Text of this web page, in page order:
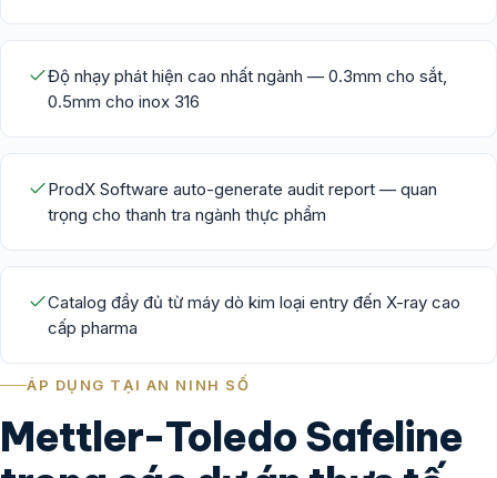
Độ nhạy phát hiện cao nhất ngành — 0.3mm cho sắt,
0.5mm cho inox 316
ProdX Software auto-generate audit report — quan
trọng cho thanh tra ngành thực phẩm
Catalog đầy đủ từ máy dò kim loại entry đến X-ray cao
cấp pharma
ÁP DỤNG TẠI AN NINH SỐ
Mettler-Toledo Safeline